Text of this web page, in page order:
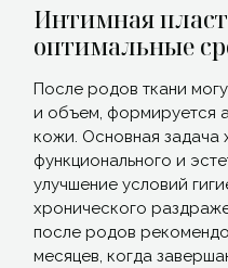
Интимная
оптимальные
После родов ткани
и объем, формируется
кожи. Основная задача
функционального и
улучшение условий
хронического
после родов
месяцев, когда